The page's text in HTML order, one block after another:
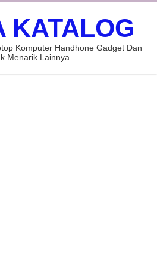
KATALOG
Komputer Handhone Gadget Dan
Menarik Lainnya